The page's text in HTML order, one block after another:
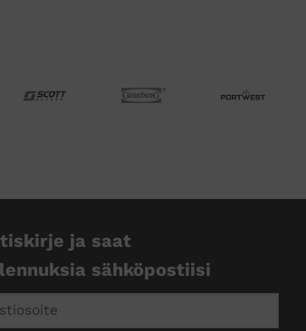
ja saat
sähköpostiisi